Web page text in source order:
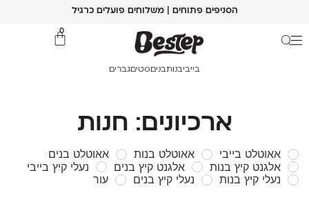
הסניפים פתוחים | משלוחים פועלים כרגיל
0
בייביבנות בנים סטיםגברים
ארכיונים: חנות
אאוטלט בייבי אאוטלט בנות
אאוטלט בנים
אלגנט קיץ בנות
אלגנט קיץ בנים
נעלי קיץ בייבי
נעלי קיץ בנות
נעלי קיץ בנים עור